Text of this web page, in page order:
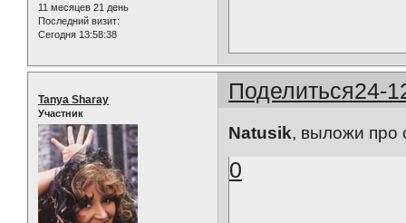
11 месяцев 21 день
Последний визит:
Сегодня 13:58:38
Поделиться24-
Tanya Sharay
Участник
Natusik, выложи про
0